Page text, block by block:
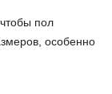
пол
особенно